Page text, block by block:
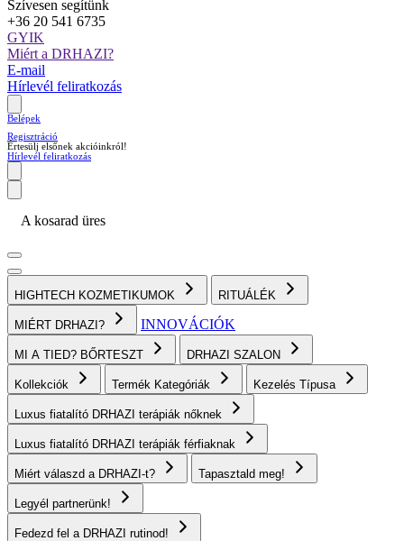
Szívesen segítünk
+36 20 541 6735
GYIK
Miért a DRHAZI?
E-mail
Hírlevél feliratkozás
Belépek
Regisztráció
Értesülj elsőnek akcióinkról!
Hírlevél feliratkozás
A kosarad üres
HIGHTECH KOZMETIKUMOK RITUÁLÉK
MIÉRT DRHAZI? INNOVÁCIÓK
MI A TIED? BŐRTESZT DRHAZI SZALON
Kollekciók Termék Kategóriák Kezelés Típusa
Luxus fiatalító DRHAZI terápiák nőknek
Luxus fiatalító DRHAZI terápiák férfiaknak
Miért válaszd a DRHAZI-t? Tapasztald meg!
Legyél partnerünk!
Fedezd fel a DRHAZI rutinod!